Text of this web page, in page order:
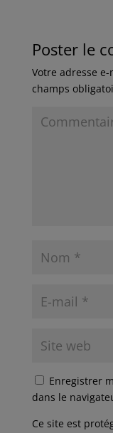
Poster le
Votre adresse
champs
Enregistrer
dans le
Ce site est